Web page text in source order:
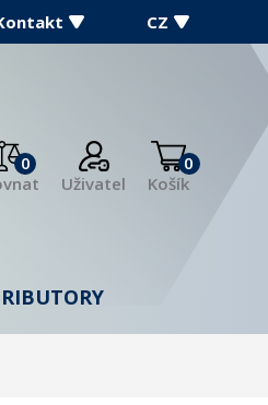
CZ
0
Uživatel
0
Košík